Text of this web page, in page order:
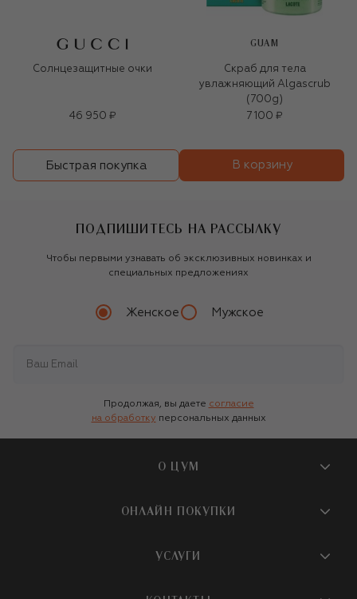
Солнцезащитные очки
46 950 ₽
GUAM
Скраб для тела
увлажняющий Algascrub
(700g)
7 100 ₽
Быстрая покупка В корзину
ПОДПИШИТЕСЬ НА РАССЫЛКУ
Чтобы первыми узнавать об эксклюзивных новинках и
специальных предложениях
Женское Мужское
Продолжая, вы даете согласие
на обработку персональных данных
О ЦУМ
О магазине
Бутики и ПВЗ ЦУМ
ОНЛАЙН ПОКУПКИ
УСЛУГИ